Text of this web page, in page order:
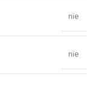
nie
nie